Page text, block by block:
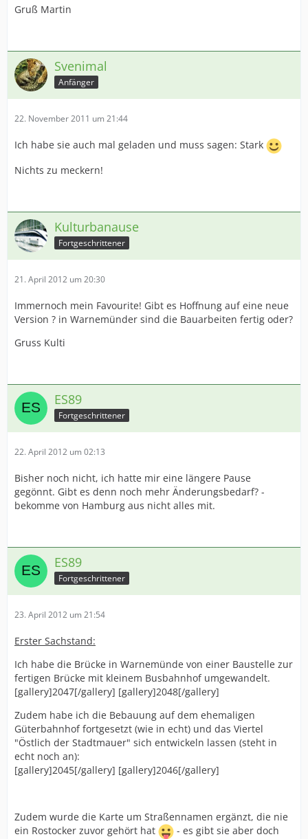
Gruß Martin
Svenimal
Anfänger
22. November 2011 um 21:44
Ich habe sie auch mal geladen und muss sagen: Stark
Nichts zu meckern!
Kulturbanause
Fortgeschrittener
21. April 2012 um 20:30
Immernoch mein Favourite! Gibt es Hoffnung auf eine neue
Version ? in Warnemünder sind die Bauarbeiten fertig oder?
Gruss Kulti
ES89
Fortgeschrittener
22. April 2012 um 02:13
Bisher noch nicht, ich hatte mir eine längere Pause
gegönnt. Gibt es denn noch mehr Änderungsbedarf? -
bekomme von Hamburg aus nicht alles mit.
ES89
Fortgeschrittener
23. April 2012 um 21:54
Erster Sachstand:
Ich habe die Brücke in Warnemünde von einer Baustelle zur
fertigen Brücke mit kleinem Busbahnhof umgewandelt.
[gallery]2047[/gallery] [gallery]2048[/gallery]
Zudem habe ich die Bebauung auf dem ehemaligen
Güterbahnhof fortgesetzt (wie in echt) und das Viertel
"Östlich der Stadtmauer" sich entwickeln lassen (steht in
echt noch an):
[gallery]2045[/gallery] [gallery]2046[/gallery]
Zudem wurde die Karte um Straßennamen ergänzt, die nie
ein Rostocker zuvor gehört hat
- es gibt sie aber doch